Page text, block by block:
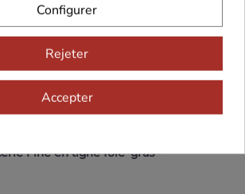
Chocolat Blanc, au Lait et
avec poignée Collection «
» (39.5 x 19.5 x 12.5 cm) + Carte
Fine en ligne foie-gras-
Configurer
Rejeter
Accepter